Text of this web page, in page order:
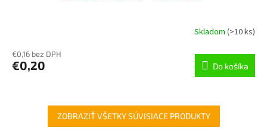
Skladom (>10 ks)
€0,16 bez DPH
€0,20 Do košíka
ZOBRAZIŤ VŠETKY SÚVISIACE PRODUKTY